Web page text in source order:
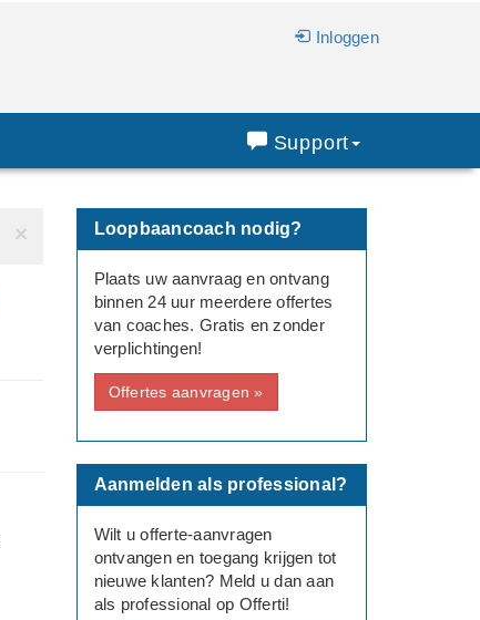
Inloggen
Support
× Loopbaancoach nodig?
Plaats uw aanvraag en ontvang
binnen 24 uur meerdere offertes
van coaches. Gratis en zonder
verplichtingen!
Offertes aanvragen »
Aanmelden als professional?
Wilt u offerte-aanvragen
ontvangen en toegang krijgen tot
nieuwe klanten? Meld u dan aan
als professional op Offerti!